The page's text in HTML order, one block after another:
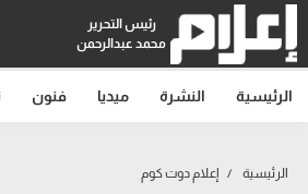
رئيس التحرير
محمد عبدالرحمن
الرئيسية النشرة ميديا فنون
الرئيسية إعلام دوت كوم